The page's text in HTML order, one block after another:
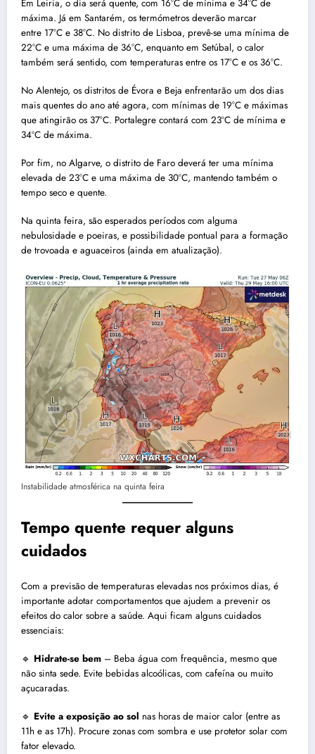
Em Leiria, o dia será quente, com 16°C de mínima e 34°C de
máxima. Já em Santarém, os termómetros deverão marcar
entre 17°C e 38°C. No distrito de Lisboa, prevê-se uma mínima de
22°C e uma máxima de 36°C, enquanto em Setúbal, o calor
também será sentido, com temperaturas entre os 17°C e os 36°C.
No Alentejo, os distritos de Évora e Beja enfrentarão um dos dias
mais quentes do ano até agora, com mínimas de 19°C e máximas
que atingirão os 37°C. Portalegre contará com 23ºC de mínima e
34ºC de máxima.
Por fim, no Algarve, o distrito de Faro deverá ter uma mínima
elevada de 23°C e uma máxima de 30°C, mantendo também o
tempo seco e quente.
Na quinta feira, são esperados períodos com alguma
nebulosidade e poeiras, e possibilidade pontual para a formação
de trovoada e aguaceiros (ainda em atualização).
Instabilidade atmosférica na quinta feira
Tempo quente requer alguns
cuidados
Com a previsão de temperaturas elevadas nos próximos dias, é
importante adotar comportamentos que ajudem a prevenir os
efeitos do calor sobre a saúde. Aqui ficam alguns cuidados
essenciais:
🔹 Hidrate-se bem – Beba água com frequência, mesmo que
não sinta sede. Evite bebidas alcoólicas, com cafeína ou muito
açucaradas.
🔹 Evite a exposição ao sol nas horas de maior calor (entre as
11h e as 17h). Procure zonas com sombra e use protetor solar com
fator elevado.